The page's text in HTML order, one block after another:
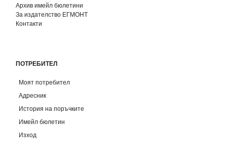
Архив имейл бюлетини
За издателство ЕГМОНТ
Контакти
ПОТРЕБИТЕЛ
Моят потребител
Адресник
История на поръчките
Имейл бюлетин
Изход